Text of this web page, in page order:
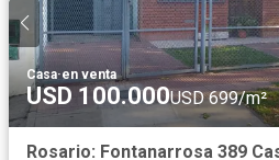
Casa·en venta
USD 100.000USD 699/m²